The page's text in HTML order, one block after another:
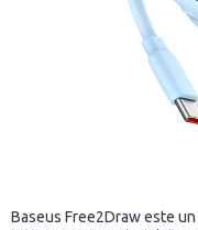
Baseus Free2Draw este